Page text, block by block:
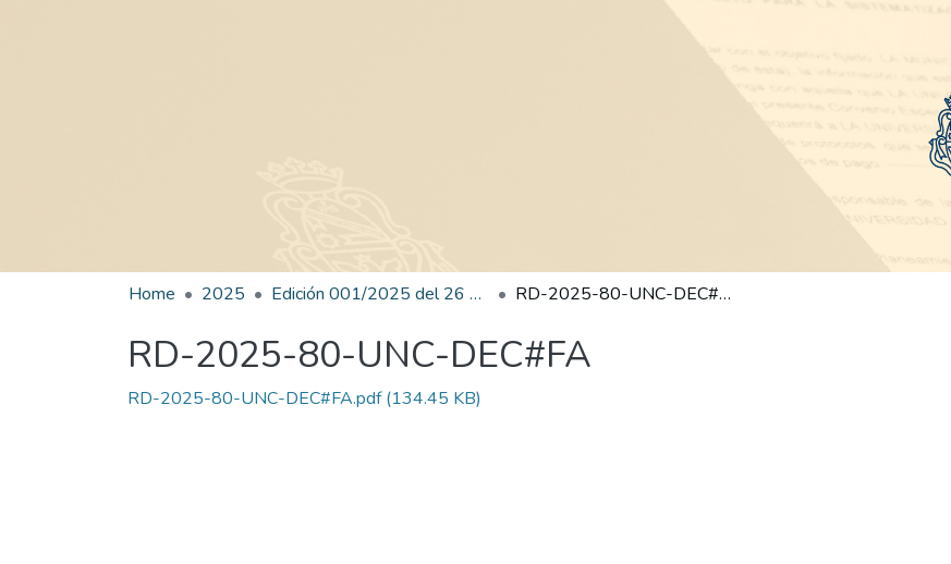
Home 2025 Edición 001/2025 del 26 de mayo de 2025 RD-2025-80-UNC-DEC#FA
RD-2025-80-UNC-DEC#FA
RD-2025-80-UNC-DEC#FA.pdf(134.45 KB)